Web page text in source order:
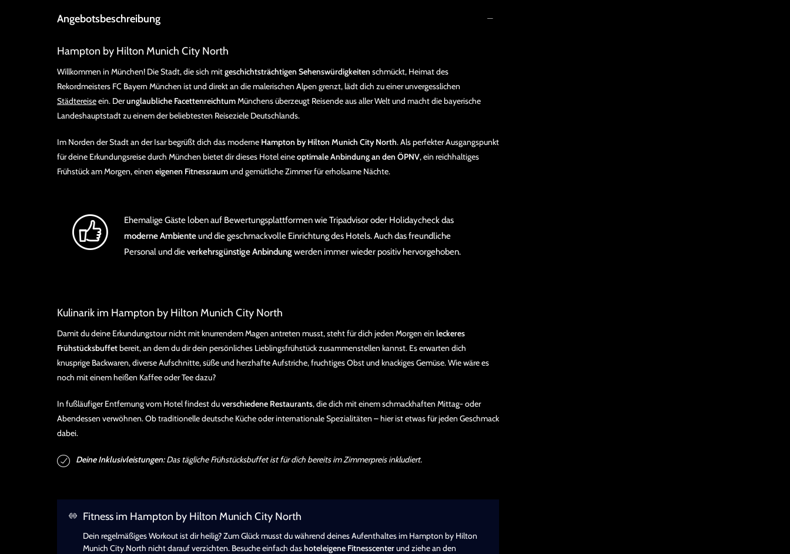
Angebotsbeschreibung
Hampton by Hilton Munich City North
Willkommen in München! Die Stadt, die sich mitgeschichtsträchtigen Sehenswürdigkeiten schmückt, Heimat des
Rekordmeisters FC Bayern München ist und direkt an die malerischen Alpen grenzt, lädt dich zu einer unvergesslichen
Städtereiseein. Derunglaubliche FacettenreichtumMünchens überzeugt Reisende aus aller Welt und macht die bayerische
Landeshauptstadt zu einem der beliebtesten Reiseziele Deutschlands.
Im Norden der Stadt an der Isar begrüßt dich das moderne Hampton by Hilton Munich City North. Als perfekter Ausgangspunkt
für deine Erkundungsreise durch München bietet dir dieses Hotel eineoptimale Anbindung an den ÖPNV, ein reichhaltiges
Frühstück am Morgen, einen eigenen Fitnessraumund gemütliche Zimmer für erholsame Nächte.
Ehemalige Gäste loben auf Bewertungsplattformen wie Tripadvisor oder Holidaycheck das
moderne Ambienteund die geschmackvolle Einrichtung des Hotels. Auch das freundliche
Personal und dieverkehrsgünstige Anbindungwerden immer wieder positiv hervorgehoben.
Kulinarik im Hampton by Hilton Munich City North
Damit du deine Erkundungstour nicht mit knurrendem Magen antreten musst, steht für dich jeden Morgen ein leckeres
Frühstücksbuffetbereit, an dem du dir dein persönliches Lieblingsfrühstück zusammenstellen kannst. Es erwarten dich
knusprige Backwaren, diverse Aufschnitte, süße und herzhafte Aufstriche, fruchtiges Obst und knackiges Gemüse. Wie wäre es
noch mit einem heißen Kaffee oder Tee dazu?
In fußläufiger Entfernung vom Hotel findest duverschiedene Restaurants, die dich mit einem schmackhaften Mittag- oder
Abendessen verwöhnen. Ob traditionelle deutsche Küche oder internationale Spezialitäten – hier ist etwas für jeden Geschmack
dabei.
Deine Inklusivleistungen:Das tägliche Frühstücksbuffet ist für dich bereits im Zimmerpreis inkludiert.
Fitness im Hampton by Hilton Munich City North
Dein regelmäßiges Workout ist dir heilig? Zum Glück musst du während deines Aufenthaltes im Hampton by Hilton
Munich City North nicht darauf verzichten. Besuche einfach dashoteleigene Fitnesscenterund ziehe an den